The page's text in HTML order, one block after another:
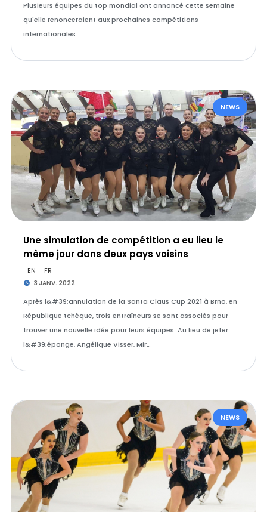
Plusieurs équipes du top mondial ont annoncé cette semaine
qu'elle renonceraient aux prochaines compétitions
internationales.
NEWS
Une simulation de compétition a eu lieu le
même jour dans deux pays voisins
EN FR
3 JANV. 2022
Après l&#39;annulation de la Santa Claus Cup 2021 à Brno, en
République tchèque, trois entraîneurs se sont associés pour
trouver une nouvelle idée pour leurs équipes. Au lieu de jeter
l&#39;éponge, Angélique Visser, Mir…
NEWS